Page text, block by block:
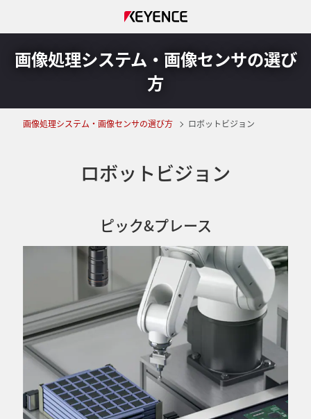
画像処理システム・画像センサの選び
方
画像処理システム・画像センサの選び方 ロボットビジョン
ロボットビジョン
ピック&プレース